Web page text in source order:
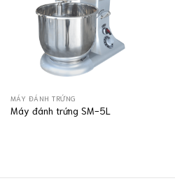
MÁY ĐÁNH TRỨNG
Máy đánh trứng SM-5L